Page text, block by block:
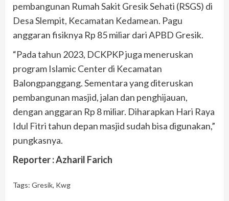
pembangunan Rumah Sakit Gresik Sehati (RSGS) di
Desa Slempit, Kecamatan Kedamean. Pagu
anggaran fisiknya Rp 85 miliar dari APBD Gresik.
“Pada tahun 2023, DCKPKP juga meneruskan
program Islamic Center di Kecamatan
Balongpanggang. Sementara yang diteruskan
pembangunan masjid, jalan dan penghijauan,
dengan anggaran Rp 8 miliar. Diharapkan Hari Raya
Idul Fitri tahun depan masjid sudah bisa digunakan,”
pungkasnya.
Reporter : Azharil Farich
Tags: Gresik, Kwg